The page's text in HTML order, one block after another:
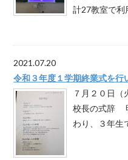
計27教室で利
2021.07.20
令和３年度１学期終業式を行
７月２０日
校長の式辞
わり、３年生